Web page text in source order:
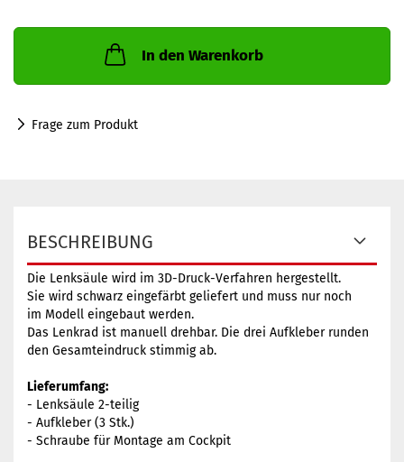
In den Warenkorb
Frage zum Produkt
BESCHREIBUNG
Die Lenksäule wird im 3D-Druck-Verfahren hergestellt.
Sie wird schwarz eingefärbt geliefert und muss nur noch
im Modell eingebaut werden.
Das Lenkrad ist manuell drehbar. Die drei Aufkleber runden
den Gesamteindruck stimmig ab.
Lieferumfang:
- Lenksäule 2-teilig
- Aufkleber (3 Stk.)
- Schraube für Montage am Cockpit